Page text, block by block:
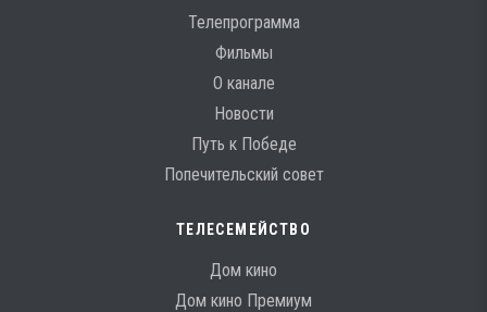
Телепрограмма
Фильмы
О канале
Новости
Путь к Победе
Попечительский совет
ТЕЛЕСЕМЕЙСТВО
Дом кино
Дом кино Премиум